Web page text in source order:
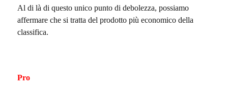
Al di là di questo unico punto di debolezza, possiamo
affermare che si tratta del prodotto più economico della
classifica.
Pro